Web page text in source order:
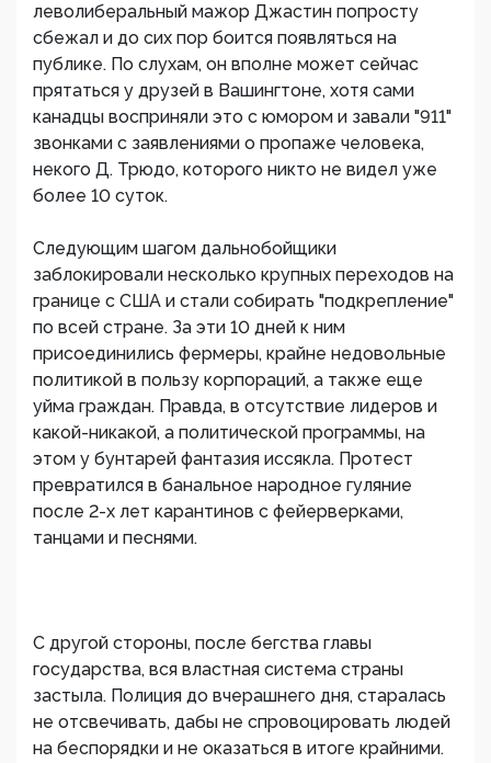
леволиберальный мажор Джастин попросту
сбежал и до сих пор боится появляться на
публике. По слухам, он вполне может сейчас
прятаться у друзей в Вашингтоне, хотя сами
канадцы восприняли это с юмором и завали "911"
звонками с заявлениями о пропаже человека,
некого Д. Трюдо, которого никто не видел уже
более 10 суток.
Следующим шагом дальнобойщики
заблокировали несколько крупных переходов на
границе с США и стали собирать "подкрепление"
по всей стране. За эти 10 дней к ним
присоединились фермеры, крайне недовольные
политикой в пользу корпораций, а также еще
уйма граждан. Правда, в отсутствие лидеров и
какой-никакой, а политической программы, на
этом у бунтарей фантазия иссякла. Протест
превратился в банальное народное гуляние
после 2-х лет карантинов с фейерверками,
танцами и песнями.
С другой стороны, после бегства главы
государства, вся властная система страны
застыла. Полиция до вчерашнего дня, старалась
не отсвечивать, дабы не спровоцировать людей
на беспорядки и не оказаться в итоге крайними.